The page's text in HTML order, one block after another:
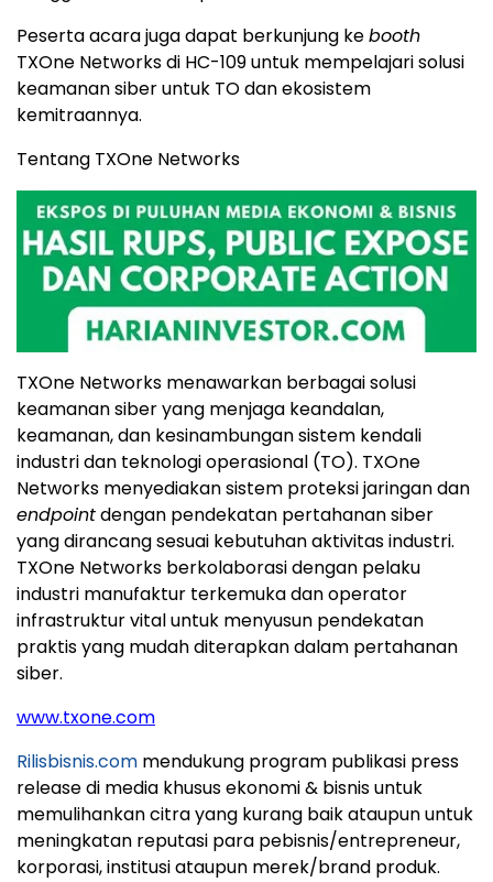
Peserta acara juga dapat berkunjung kebooth
TXOne Networks di HC-109 untuk mempelajari solusi
keamanan siber untuk TO dan ekosistem
kemitraannya.
Tentang TXOne Networks
TXOne Networks menawarkan berbagai solusi
keamanan siber yang menjaga keandalan,
keamanan, dan kesinambungan sistem kendali
industri dan teknologi operasional (TO). TXOne
Networks menyediakan sistem proteksi jaringan dan
endpointdengan pendekatan pertahanan siber
yang dirancang sesuai kebutuhan aktivitas industri.
TXOne Networks berkolaborasi dengan pelaku
industri manufaktur terkemuka dan operator
infrastruktur vital untuk menyusun pendekatan
praktis yang mudah diterapkan dalam pertahanan
siber.
www.txone.com
Rilisbisnis.com mendukung program publikasi press
release di media khusus ekonomi & bisnis untuk
memulihankan citra yang kurang baik ataupun untuk
meningkatan reputasi para pebisnis/entrepreneur,
korporasi, institusi ataupun merek/brand produk.